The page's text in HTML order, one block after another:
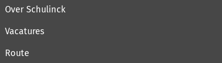
Over Schulinck
Vacatures
Route